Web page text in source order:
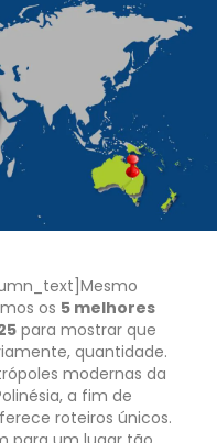
Mesmo
os 5 melhores
para mostrar que
quantidade.
modernas da
a fim de
roteiros únicos.